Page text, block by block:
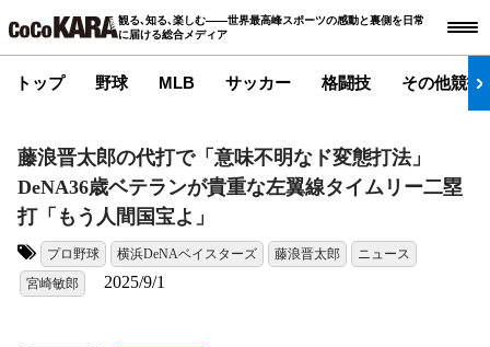
観る､知る､楽しむ――世界最高峰スポーツの感動と裏側を日常
に届ける総合メディア
トップ 野球 MLB サッカー 格闘技 その他競技
藤浪晋太郎の代打で「意味不明なド変態打法」
DeNA36歳ベテランが貴重な左翼線タイムリー二塁
打「もう人間国宝よ」
プロ野球 横浜DeNAベイスターズ 藤浪晋太郎
ニュース
宮崎敏郎
2025/9/1